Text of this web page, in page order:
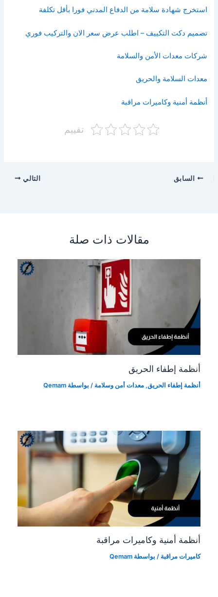
استخرج شهادة سلامة من الدفاع المدني فورا بأقل تكلفة
تصميم دكت التكييف – اطلب عرض سعر الان والتركيب فوري
شركات معدات الأمن والسلامة
معدات السلامة والحريق
أنظمة أمنية وكاميرات مراقبة
تقييم
السابق التالي
مقالات ذات صلة
أنظمة إطفاء الحريق
أنظمة إطفاء الحريق,معدات أمن وسلامة / بواسطة Qemam
أنظمة أمنية وكاميرات مراقبة
كاميرات مراقبة / بواسطة Qemam